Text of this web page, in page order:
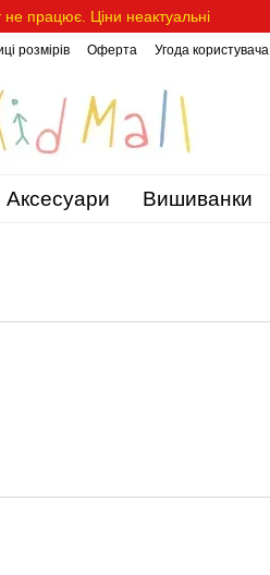
не працює. Ціни неактуальні
розмірів Оферта Угода користувача
Аксесуари Вишиванки